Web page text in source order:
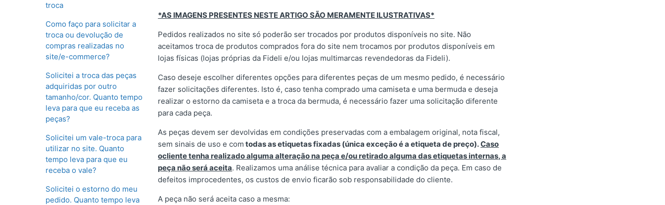
troca
Como faço para solicitar a
troca ou devolução de
compras realizadas no
site/e-commerce?
Solicitei a troca das peças
adquiridas por outro
tamanho/cor. Quanto tempo
leva para que eu receba as
peças?
Solicitei um vale-troca para
utilizar no site. Quanto
tempo leva para que eu
receba o vale?
Solicitei o estorno do meu
pedido. Quanto tempo leva
*AS IMAGENS PRESENTES NESTE ARTIGO SÃO MERAMENTE ILUSTRATIVAS*
Pedidos realizados no site só poderão ser trocados por produtos disponíveis no site. Não
aceitamos troca de produtos comprados fora do site nem trocamos por produtos disponíveis em
lojas físicas (lojas próprias da Fideli e/ou lojas multimarcas revendedoras da Fideli).
Caso deseje escolher diferentes opções para diferentes peças de um mesmo pedido, é necessário
fazer solicitações diferentes. Isto é, caso tenha comprado uma camiseta e uma bermuda e deseja
realizar o estorno da camiseta e a troca da bermuda, é necessário fazer uma solicitação diferente
para cada peça.
As peças devem ser devolvidas em condições preservadas com a embalagem original, nota fiscal,
sem sinais de uso e com todas as etiquetas fixadas (única exceção é a etiqueta de preço).Caso
ocliente tenha realizado alguma alteração na peça e/ou retirado alguma das etiquetas internas, a
peça não será aceita. Realizamos uma análise técnica para avaliar a condição da peça. Em caso de
defeitos improcedentes, os custos de envio ficarão sob responsabilidade do cliente.
A peça não será aceita caso a mesma: